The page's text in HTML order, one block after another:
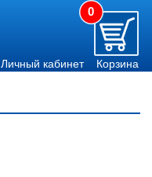
0
Личный кабинет Корзина